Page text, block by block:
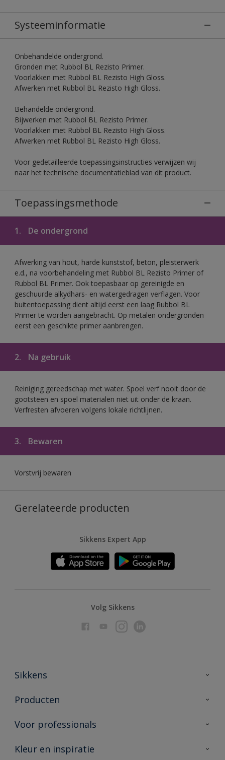
Systeeminformatie
Onbehandelde ondergrond.
Gronden met Rubbol BL Rezisto Primer.
Voorlakken met Rubbol BL Rezisto High Gloss.
Afwerken met Rubbol BL Rezisto High Gloss.
Behandelde ondergrond.
Bijwerken met Rubbol BL Rezisto Primer.
Voorlakken met Rubbol BL Rezisto High Gloss.
Afwerken met Rubbol BL Rezisto High Gloss.
Voor gedetailleerde toepassingsinstructies verwijzen wij
naar het technische documentatieblad van dit product.
Toepassingsmethode
1. De ondergrond
Afwerking van hout, harde kunststof, beton, pleisterwerk
e.d., na voorbehandeling met Rubbol BL Rezisto Primer of
Rubbol BL Primer. Ook toepasbaar op gereinigde en
geschuurde alkydhars- en watergedragen verflagen. Voor
buitentoepassing dient altijd eerst een laag Rubbol BL
Primer te worden aangebracht. Op metalen ondergronden
eerst een geschikte primer aanbrengen.
2. Na gebruik
Reiniging gereedschap met water. Spoel verf nooit door de
gootsteen en spoel materialen niet uit onder de kraan.
Verfresten afvoeren volgens lokale richtlijnen.
3. Bewaren
Vorstvrij bewaren
Gerelateerde producten
Sikkens Expert App
Volg Sikkens
Sikkens
Over Sikkens
Duurzaamheid
Producten
Producten voor binnen
Vind je verkooppunt
Voor professionals
Advies & service
Kleur en inspiratie